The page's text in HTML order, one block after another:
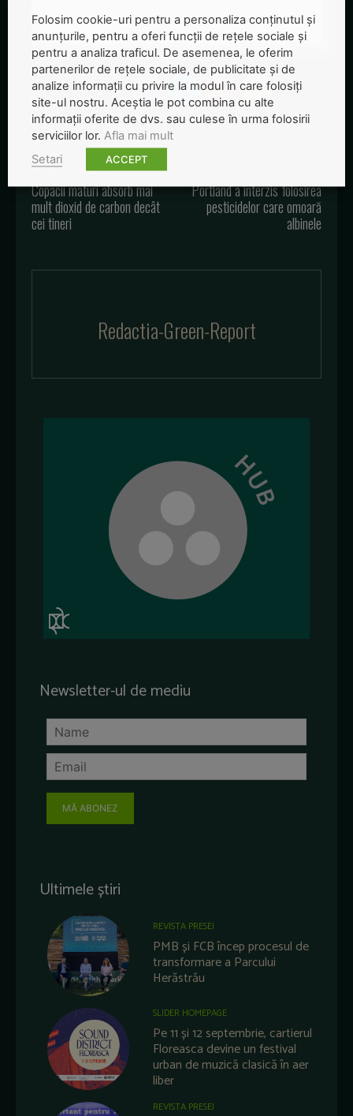
Articolul precedent
Copacii maturi absorb mai
mult dioxid de carbon decât
cei tineri
Portland a interzis folosirea
pesticidelor care omoară
albinele
Redactia-Green-Report
Newsletter-ul de mediu
MĂ ABONEZ
Ultimele știri
REVISTA PRESEI
PMB și FCB încep procesul de
transformare a Parcului
Herăstrău
SLIDER HOMEPAGE
Pe 11 și 12 septembrie, cartierul
Floreasca devine un festival
urban de muzică clasică în aer
liber
REVISTA PRESEI
Folosim cookie-uri pentru a personaliza conținutul și
anunțurile, pentru a oferi funcții de rețele sociale și
pentru a analiza traficul. De asemenea, le oferim
partenerilor de rețele sociale, de publicitate și de
analize informații cu privire la modul în care folosiți
site-ul nostru. Aceștia le pot combina cu alte
informații oferite de dvs. sau culese în urma folosirii
serviciilor lor. Afla mai mult
Setari
ACCEPT